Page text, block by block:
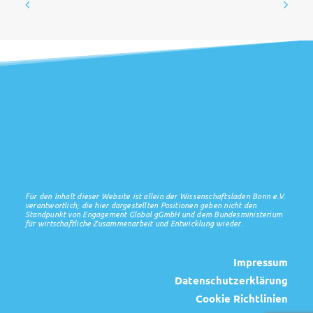
Für den Inhalt dieser Website ist allein der Wissenschaftsladen Bonn e.V.
verantwortlich; die hier dargestellten Positionen geben nicht den
Standpunkt von Engagement Global gGmbH und dem Bundesministerium
für wirtschaftliche Zusammenarbeit und Entwicklung wieder.
Impressum
Datenschutzerklärung
Cookie Richtlinien